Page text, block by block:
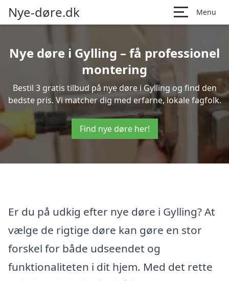
Nye-døre.dk Menu
Nye døre i Gylling – få professionel
montering
Bestil 3 gratis tilbud på nye døre i Gylling og find den
bedste pris. Vi matcher dig med erfarne, lokale fagfolk.
Find nye døre her!
Er du på udkig efter nye døre i Gylling? At
vælge de rigtige døre kan gøre en stor
forskel for både udseendet og
funktionaliteten i dit hjem. Med det rette